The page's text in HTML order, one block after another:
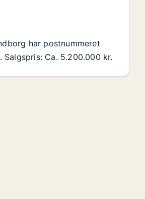
har postnummeret
Ca. 5.200.000 kr.